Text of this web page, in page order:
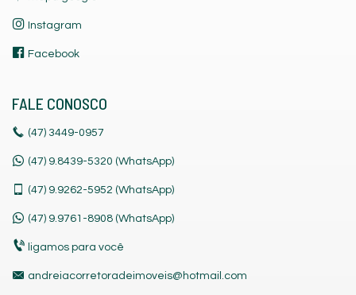
Instagram
Facebook
FALE CONOSCO
(47) 3449-0957
(47) 9.8439-5320 (WhatsApp)
(47) 9.9262-5952 (WhatsApp)
(47) 9.9761-8908 (WhatsApp)
ligamos para você
andreiacorretoradeimoveis@hotmail.com